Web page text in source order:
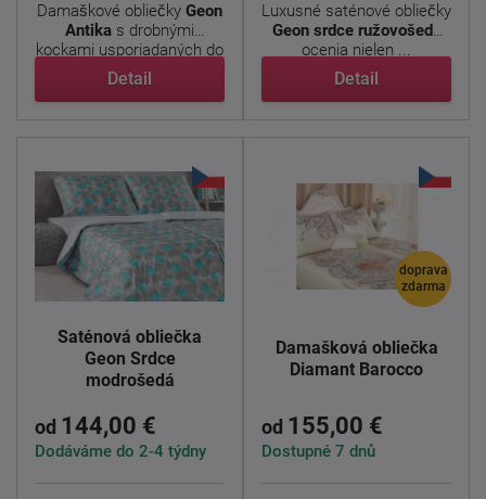
Damaškové obliečky Geon
Antika s drobnými
kockami usporiadaných do
...
Detail
Luxusné saténové obliečky
Geon srdce ružovošedá
ocenia nielen ...
Detail
Saténová obliečka
Geon Srdce
modrošedá
od 144,00 €
Dodáváme do 2-4 týdny
doprava
zdarma
Damašková obliečka
Diamant Barocco
od 155,00 €
Dostupné 7 dnů